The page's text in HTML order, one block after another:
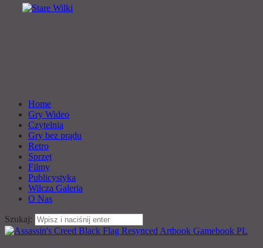
Home
Gry Wideo
Czytelnia
Gry bez prądu
Retro
Sprzęt
Filmy
Publicystyka
Wilcza Galeria
O Nas
Szukaj: